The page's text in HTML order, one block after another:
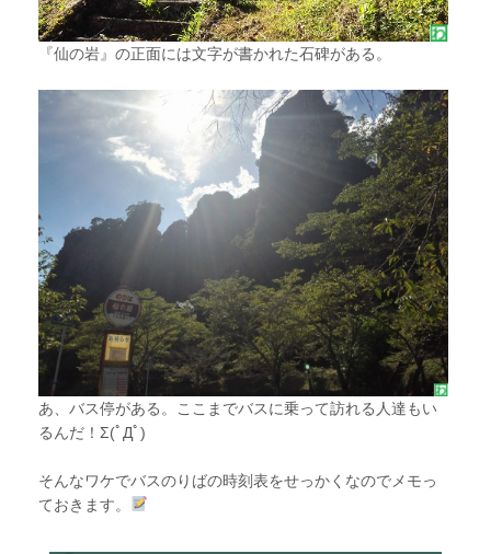
『仙の岩』の正面には文字が書かれた石碑がある。
あ、バス停がある。ここまでバスに乗って訪れる人達もい
るんだ！Σ(ﾟДﾟ)
そんなワケでバスのりばの時刻表をせっかくなのでメモっ
ておきます。